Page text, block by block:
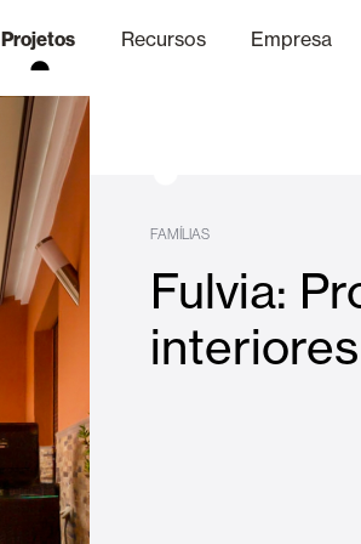
Projetos Recursos
Acabamentos
Empresa
FAMÍLIAS
Fulvia: